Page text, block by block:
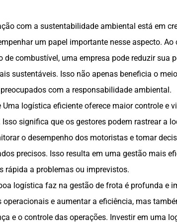
com a sustentabilidade ambiental está em
um papel importante nesse aspecto. Ao
combustível, uma empresa pode reduzir sua
sustentáveis. Isso não apenas beneficia o
com a responsabilidade ambiental.
Uma logística eficiente oferece maior controle e
significa que os gestores podem rastrear a
o desempenho dos motoristas e tomar
precisos. Isso resulta em uma gestão mais
rápida a problemas ou imprevistos.
logística faz na gestão de frota é profunda e
e aumentar a eficiência, mas
e o controle das operações. Investir em uma